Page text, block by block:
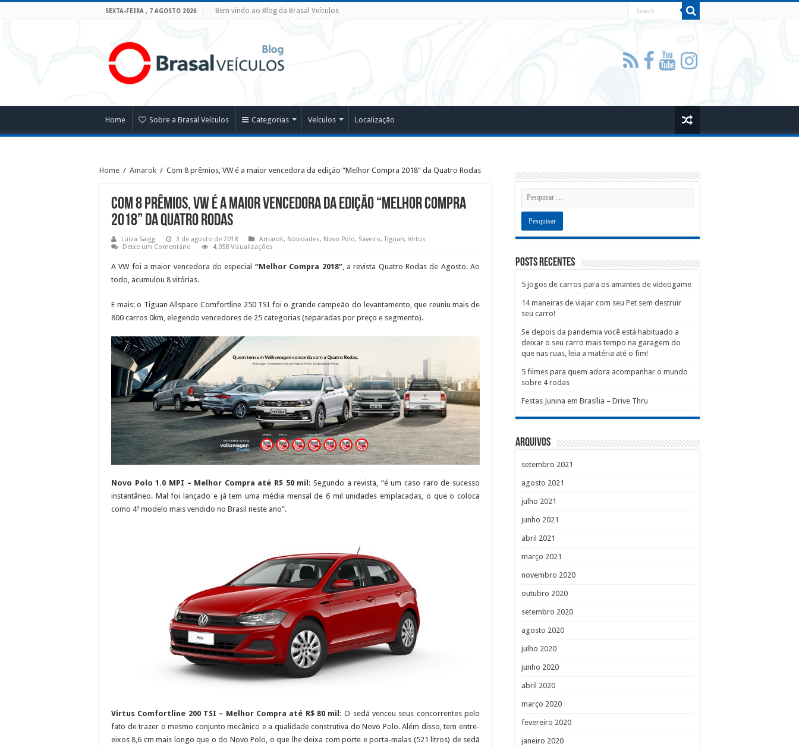
SEXTA-FEIRA , 7 AGOSTO 2026 Bem vindo ao Blog da Brasal Veículos
Home Sobre a Brasal Veículos Categorias Veículos Localização
Home / Amarok / Com 8 prêmios, VW é a maior vencedora da edição “Melhor Compra 2018” da Quatro Rodas
Com 8 prêmios, VW é a maior vencedora da edição “Melhor Compra
2018” da Quatro Rodas
Luiza Saigg 3 de agosto de 2018 Amarok, Novidades, Novo Polo, Saveiro,Tiguan, Virtus
Deixe um Comentário
4,058 Visualizações
A VW foi a maior vencedora do especial “Melhor Compra 2018”, a revista Quatro Rodas de Agosto. Ao
todo, acumulou 8 vitórias.
E mais: o Tiguan Allspace Comfortline 250 TSI foi o grande campeão do levantamento, que reuniu mais de
800 carros 0km, elegendo vencedores de 25 categorias (separadas por preço e segmento).
Novo Polo 1.0 MPI – Melhor Compra até R$ 50 mil : Segundo a revista, “é um caso raro de sucesso
instantâneo. Mal foi lançado e já tem uma média mensal de 6 mil unidades emplacadas, o que o coloca
como 4º modelo mais vendido no Brasil neste ano”.
Virtus Comfortline 200 TSI – Melhor Compra até R$ 80 mil: O sedã venceu seus concorrentes pelo
fato de trazer o mesmo conjunto mecânico e a qualidade construtiva do Novo Polo. Além disso, tem entre-
eixos 8,6 cm mais longo que o do Novo Polo, o que lhe deixa com porte e porta-malas (521 litros) de sedã
Posts recentes
5 jogos de carros para os amantes de videogame
14 maneiras de viajar com seu Pet sem destruir
seu carro!
Se depois da pandemia você está habituado a
deixar o seu carro mais tempo na garagem do
que nas ruas, leia a matéria até o fim!
5 filmes para quem adora acompanhar o mundo
sobre 4 rodas
Festas Junina em Brasília – Drive Thru
Arquivos
setembro 2021
agosto 2021
julho 2021
junho 2021
abril 2021
março 2021
novembro 2020
outubro 2020
setembro 2020
agosto 2020
julho 2020
junho 2020
abril 2020
março 2020
fevereiro 2020
janeiro 2020